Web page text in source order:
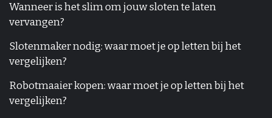
Wanneer is het slim om jouw sloten te laten
vervangen?
Slotenmaker nodig: waar moet je op letten bij het
vergelijken?
Robotmaaier kopen: waar moet je op letten bij het
vergelijken?